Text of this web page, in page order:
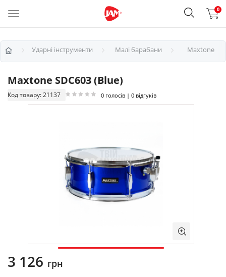
0
Ударні інструменти Малі барабани Maxtone
Maxtone SDC603 (Blue)
Код товару: 21137 0 голосів | 0 відгуків
3 126 грн